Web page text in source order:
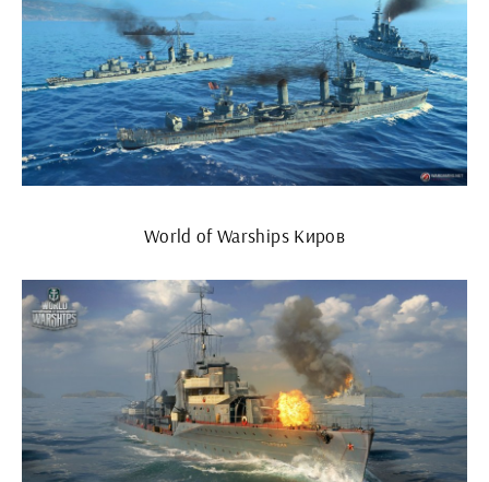
World of Warships Киров